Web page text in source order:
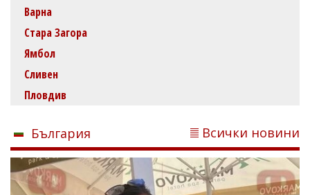
Варна
Стара Загора
Ямбол
Сливен
Пловдив
България Всички новини